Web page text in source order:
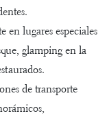
en lugares especiales
glamping en la
de transporte